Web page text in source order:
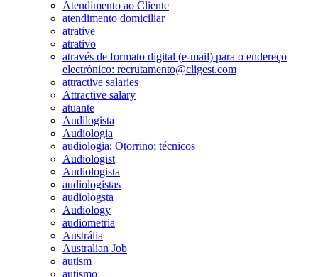
Atendimento ao Cliente
atendimento domiciliar
atrative
atrativo
através de formato digital (e-mail) para o endereço
electrónico: recrutamento@cligest.com
attractive salaries
Attractive salary
atuante
Audilogista
Audiologia
audiologia; Otorrino; técnicos
Audiologist
Audiologista
audiologistas
audiologsta
Audiology
audiometria
Austrália
Australian Job
autism
autismo